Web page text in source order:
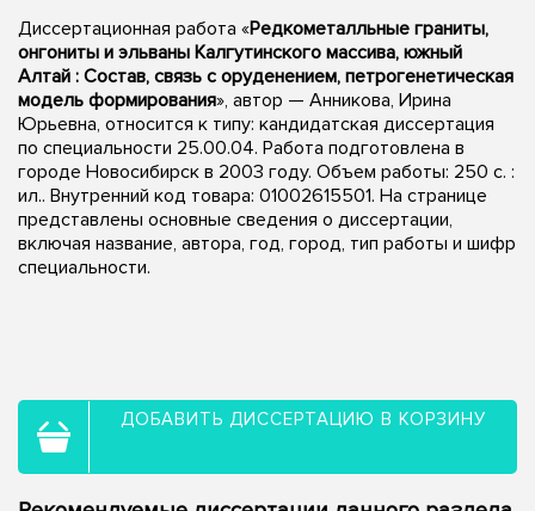
Диссертационная работа «Редкометалльные граниты,
онгониты и эльваны Калгутинского массива, южный
Алтай : Состав, связь с оруденением, петрогенетическая
модель формирования», автор — Анникова, Ирина
Юрьевна, относится к типу: кандидатская диссертация
по специальности 25.00.04. Работа подготовлена в
городе Новосибирск в 2003 году. Объем работы: 250 с. :
ил.. Внутренний код товара: 01002615501. На странице
представлены основные сведения о диссертации,
включая название, автора, год, город, тип работы и шифр
специальности.
ДОБАВИТЬ ДИССЕРТАЦИЮ В КОРЗИНУ